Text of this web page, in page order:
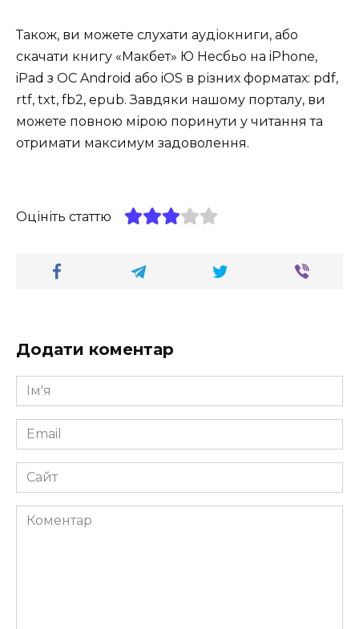
Також, ви можете слухати аудіокниги, або
скачати книгу «Макбет» Ю Несбьо на iPhone,
iPad з ОС Android або iOS в різних форматах: pdf,
rtf, txt, fb2, epub. Завдяки нашому порталу, ви
можете повною мірою поринути у читання та
отримати максимум задоволення.
Оцініть статтю
Додати коментар
Ім'я
*
Email
*
Сайт
Коментар